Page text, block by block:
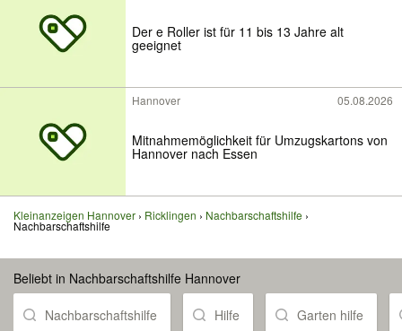
Der e Roller ist für 11 bis 13 Jahre alt
geeignet
Hannover 05.08.2026
Mitnahmemöglichkeit für Umzugskartons von
Hannover nach Essen
Kleinanzeigen Hannover Ricklingen Nachbarschaftshilfe
Nachbarschaftshilfe
Beliebt in Nachbarschaftshilfe Hannover
Nachbarschaftshilfe Hilfe Garten hilfe